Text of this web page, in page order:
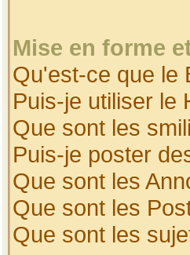
Mise en forme
Qu'est-ce que le
Puis-je utiliser le
Que sont les
Puis-je poster
Que sont les
Que sont les
Que sont les